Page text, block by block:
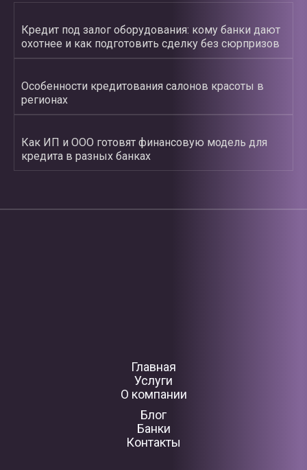
Кредит под залог оборудования: кому банки дают
охотнее и как подготовить сделку без сюрпризов
Особенности кредитования салонов красоты в
регионах
Как ИП и ООО готовят финансовую модель для
кредита в разных банках
Главная
Услуги
О компании
Блог
Банки
Контакты